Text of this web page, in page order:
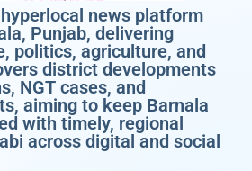
news platform
Punjab, delivering
politics, agriculture, and
district developments
NGT cases, and
aiming to keep Barnala
with timely, regional
across digital and social